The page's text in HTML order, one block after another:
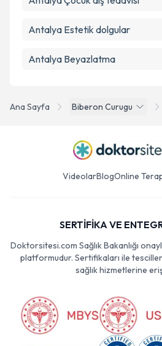
Ana Sayfa Biberon Curugu
Antalya Estetik dolgular
Antalya Beyazlatma
VideolarBlogOnline
SERTİFİKA VE
Doktorsitesi.com Sağlık Bakanlığı
platformudur. Sertifikaları ile
sağlık hizmetlerine